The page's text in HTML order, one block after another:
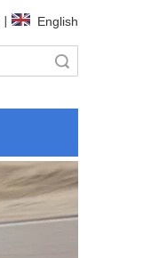
English